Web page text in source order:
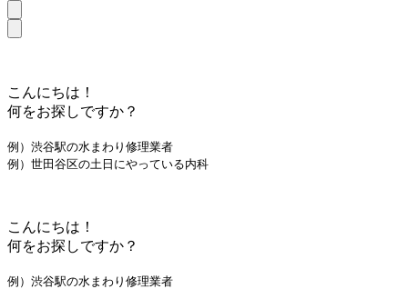
こんにちは！
何をお探しですか？
例）渋谷駅の水まわり修理業者
例）世田谷区の土日にやっている内科
こんにちは！
何をお探しですか？
例）渋谷駅の水まわり修理業者